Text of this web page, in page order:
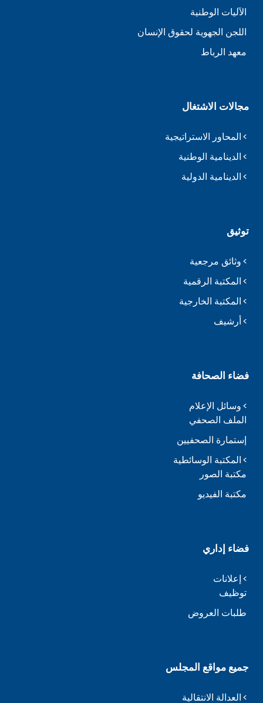
الآليات الوطنية
اللجن الجهوية لحقوق الإنسان
معهد الرباط
مجالات الاشتغال
المحاور الاستراتيجية
الدينامية الوطنية
الدينامية الدولية
توثيق
وثائق مرجعية
المكتبة الرقمية
المكتبة الخارجية
أرشيف
فضاء الصحافة
وسائل الإعلام
الملف الصحفي
إستمارة الصحفيين
المكتبة الوسائطية
مكتبة الصور
مكتبة الفيديو
فضاء إداري
إعلانات
توظيف
طلبات العروض
جميع مواقع المجلس
العدالة الانتقالية